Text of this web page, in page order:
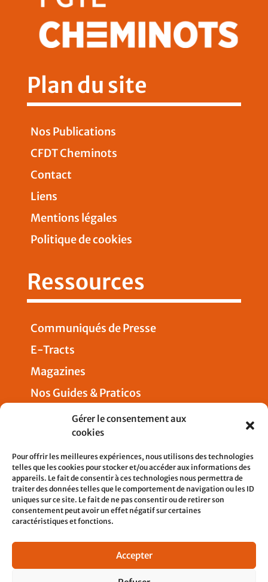
Gérer le consentement aux
cookies
Pour offrir les meilleures expériences, nous utilisons des technologies
telles que les cookies pour stocker et/ou accéder aux informations des
appareils. Le fait de consentir à ces technologies nous permettra de
traiter des données telles que le comportement de navigation ou les ID
uniques sur ce site. Le fait de ne pas consentir ou de retirer son
consentement peut avoir un effet négatif sur certaines
caractéristiques et fonctions.
Accepter
Plan du site
Nos Publications
CFDT Cheminots
Contact
Liens
Mentions légales
Politique de cookies
Ressources
Communiqués de Presse
E-Tracts
Magazines
Nos Guides & Praticos
Nous joindre
5, rue Pleyel
93200 SAINT-DENIS
contact@cfdtcheminots.org